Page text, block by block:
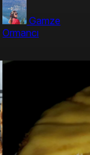
Gamze
Ormancı